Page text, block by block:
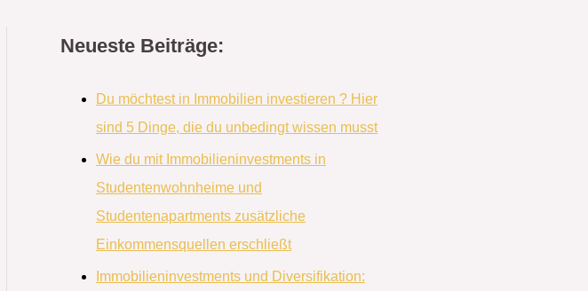
Neueste Beiträge:
Du möchtest in Immobilien investieren ? Hier
sind 5 Dinge, die du unbedingt wissen musst
Wie du mit Immobilieninvestments in
Studentenwohnheime und
Studentenapartments zusätzliche
Einkommensquellen erschließt
Immobilieninvestments und Diversifikation: